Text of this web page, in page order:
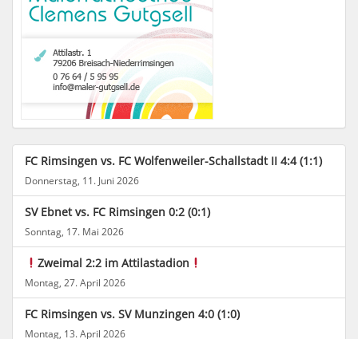
FC Rimsingen vs. FC Wolfenweiler-Schallstadt II 4:4 (1:1)
Donnerstag, 11. Juni 2026
SV Ebnet vs. FC Rimsingen 0:2 (0:1)
Sonntag, 17. Mai 2026
Zweimal 2:2 im Attilastadion
Montag, 27. April 2026
FC Rimsingen vs. SV Munzingen 4:0 (1:0)
Montag, 13. April 2026